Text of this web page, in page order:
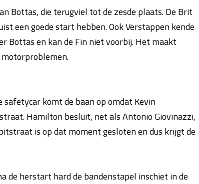
Bottas, die terugviel tot de zesde plaats. De Brit
een goede start hebben. Ook Verstappen kende
Bottas en kan de Fin niet voorbij. Het maakt
komt de baan op omdat Kevin
Hamilton besluit, net als Antonio Giovinazzi,
is op dat moment gesloten en dus krijgt de
de herstart hard de bandenstapel inschiet in de